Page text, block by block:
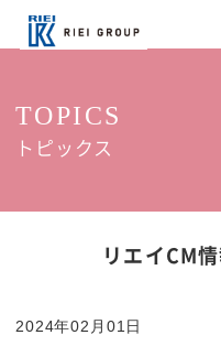
TOPICS
トピックス
リエイCM
2024年02月01日